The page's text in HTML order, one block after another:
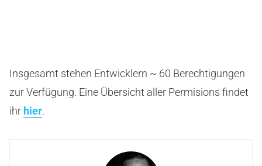
Insgesamt stehen Entwicklern ~ 60 Berechtigungen
zur Verfügung. Eine Übersicht aller Permisions findet
ihr hier.